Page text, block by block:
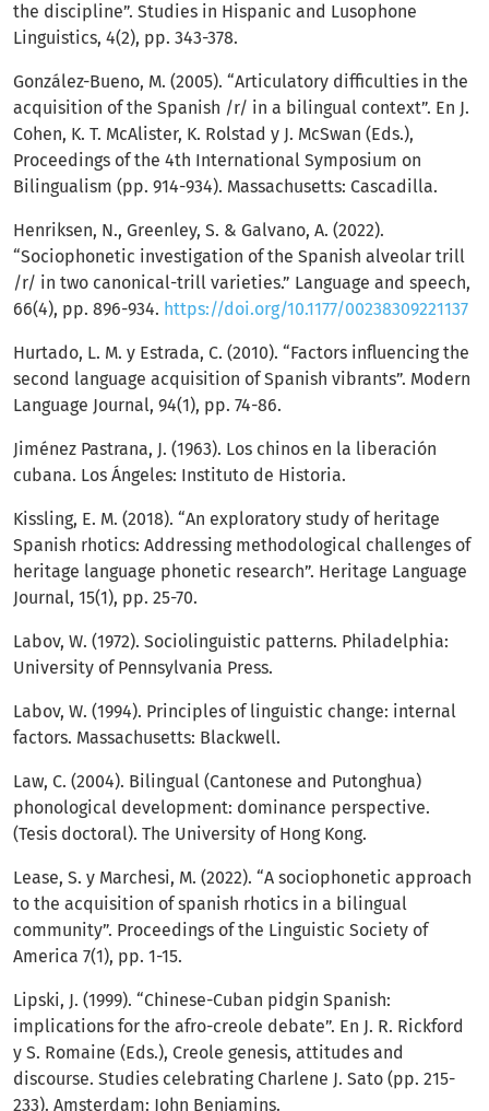
the discipline”. Studies in Hispanic and Lusophone
Linguistics, 4(2), pp. 343-378.
González-Bueno, M. (2005). “Articulatory difficulties in the
acquisition of the Spanish /r/ in a bilingual context”. En J.
Cohen, K. T. McAlister, K. Rolstad y J. McSwan (Eds.),
Proceedings of the 4th International Symposium on
Bilingualism (pp. 914-934). Massachusetts: Cascadilla.
Henriksen, N., Greenley, S. & Galvano, A. (2022).
“Sociophonetic investigation of the Spanish alveolar trill
/r/ in two canonical-trill varieties.” Language and speech,
66(4), pp. 896-934. https://doi.org/10.1177/00238309221137
Hurtado, L. M. y Estrada, C. (2010). “Factors influencing the
second language acquisition of Spanish vibrants”. Modern
Language Journal, 94(1), pp. 74-86.
Jiménez Pastrana, J. (1963). Los chinos en la liberación
cubana. Los Ángeles: Instituto de Historia.
Kissling, E. M. (2018). “An exploratory study of heritage
Spanish rhotics: Addressing methodological challenges of
heritage language phonetic research”. Heritage Language
Journal, 15(1), pp. 25-70.
Labov, W. (1972). Sociolinguistic patterns. Philadelphia:
University of Pennsylvania Press.
Labov, W. (1994). Principles of linguistic change: internal
factors. Massachusetts: Blackwell.
Law, C. (2004). Bilingual (Cantonese and Putonghua)
phonological development: dominance perspective.
(Tesis doctoral). The University of Hong Kong.
Lease, S. y Marchesi, M. (2022). “A sociophonetic approach
to the acquisition of spanish rhotics in a bilingual
community”. Proceedings of the Linguistic Society of
America 7(1), pp. 1-15.
Lipski, J. (1999). “Chinese-Cuban pidgin Spanish:
implications for the afro-creole debate”. En J. R. Rickford
y S. Romaine (Eds.), Creole genesis, attitudes and
discourse. Studies celebrating Charlene J. Sato (pp. 215-
233). Amsterdam: John Benjamins.